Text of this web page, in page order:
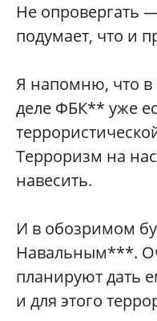
Не опровергать
подумает, что и
Я напомню, что
деле ФБК** уже
Терроризм на
навесить.
И в обозримом
Навальным***.
планируют дать
и для этого